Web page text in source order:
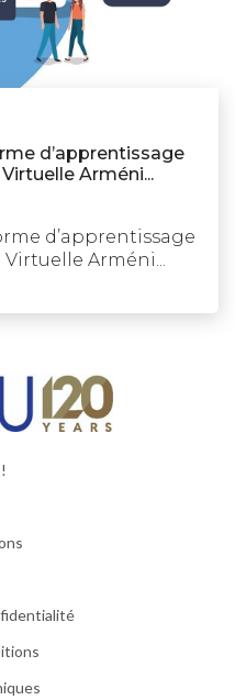
d’apprentissage
Virtuelle Arméni...
d’apprentissage
Virtuelle Arméni...